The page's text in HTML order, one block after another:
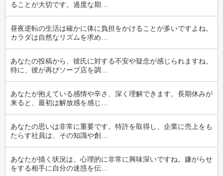
ることが大切です。過度な期…
昼夜逆転の生活は確かに体に負担をかけることが多いですよね。
カラダは自然なリズムを求め…
あなたの投稿から、彼氏に対する不安や疑念が感じられますね。
特に、彼が再びソープ店を調…
あなたが抱えている感情や辛さ、深く理解できます。長期休みが
来ると、最初は解放感を感じ…
あなたの思いは非常に重要です。特許を取得し、企業に売上をも
たらす社員は、その知識や創…
あなたが描く状況は、心理的に非常に興味深いですね。嫌がらせ
をする相手に自分の迷惑を伝…